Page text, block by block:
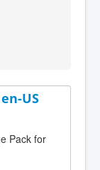
US
Pack for